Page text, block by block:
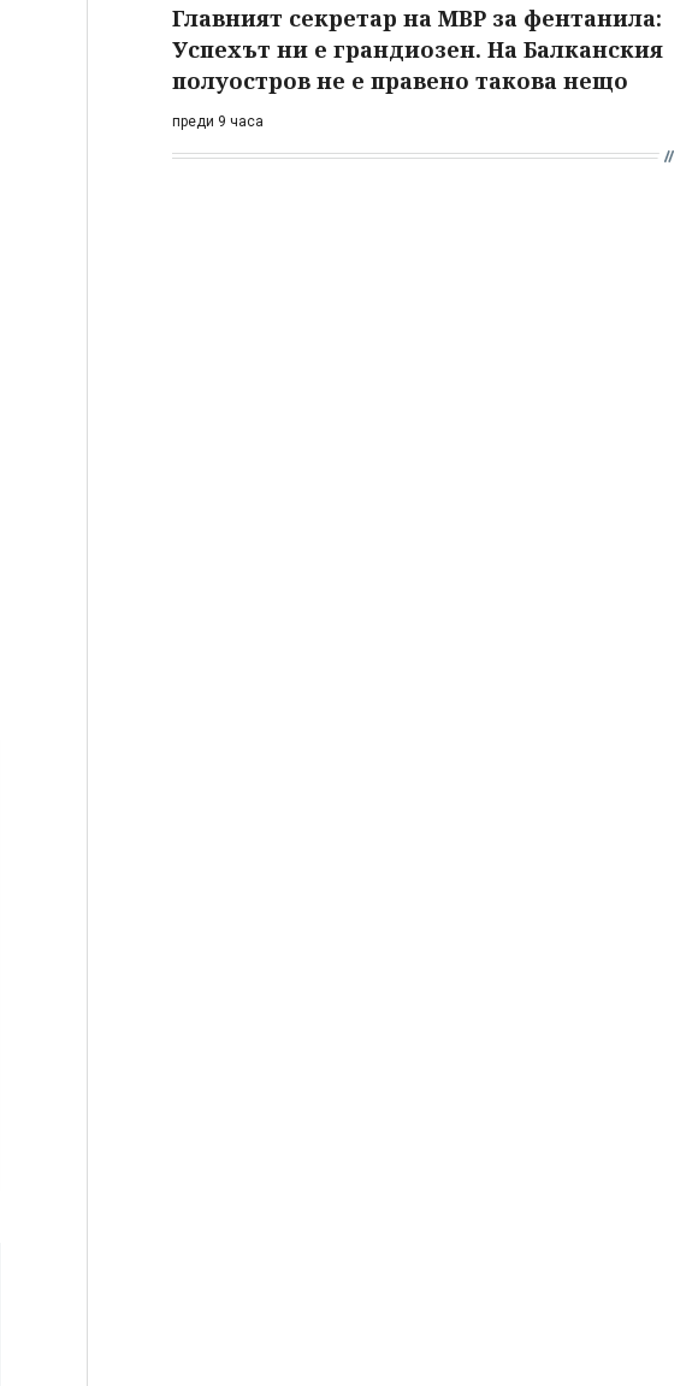
Главният секретар на МВР за фентанила:
Успехът ни е грандиозен. На Балканския
полуостров не е правено такова нещо
преди 9 часа